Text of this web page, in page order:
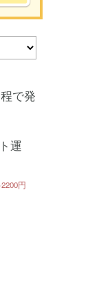
。
で発
運
円